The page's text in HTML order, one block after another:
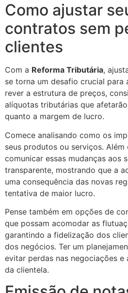
Como ajustar
contratos sem
clientes
Com a Reforma Tributária,
se torna um desafio crucial para
rever a estrutura de preços,
alíquotas tributárias que
quanto a margem de lucro.
Comece analisando como os
seus produtos ou serviços.
comunicar essas mudanças aos
transparente, mostrando que a
uma consequência das novas
tentativa de maior lucro.
Pense também em opções de
que possam acomodar as
garantindo a fidelização dos
dos negócios. Ter um
evitar perdas nas negociações e
da clientela.